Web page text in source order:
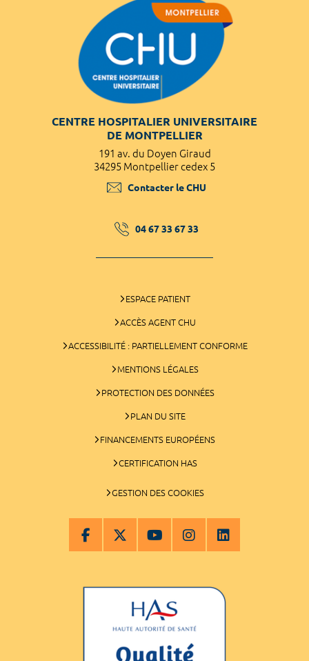
CENTRE HOSPITALIER UNIVERSITAIRE
DE MONTPELLIER
191 av. du Doyen Giraud
34295 Montpellier cedex 5
Contacter le CHU
04 67 33 67 33
ESPACE PATIENT
ACCÈS AGENT CHU
ACCESSIBILITÉ : PARTIELLEMENT CONFORME
MENTIONS LÉGALES
PROTECTION DES DONNÉES
PLAN DU SITE
FINANCEMENTS EUROPÉENS
CERTIFICATION HAS
GESTION DES COOKIES